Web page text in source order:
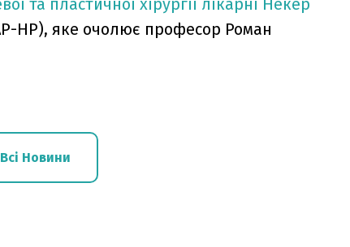
та пластичної хірургії лікарні Некер
HP), яке очолює професор Роман
Всі Новини